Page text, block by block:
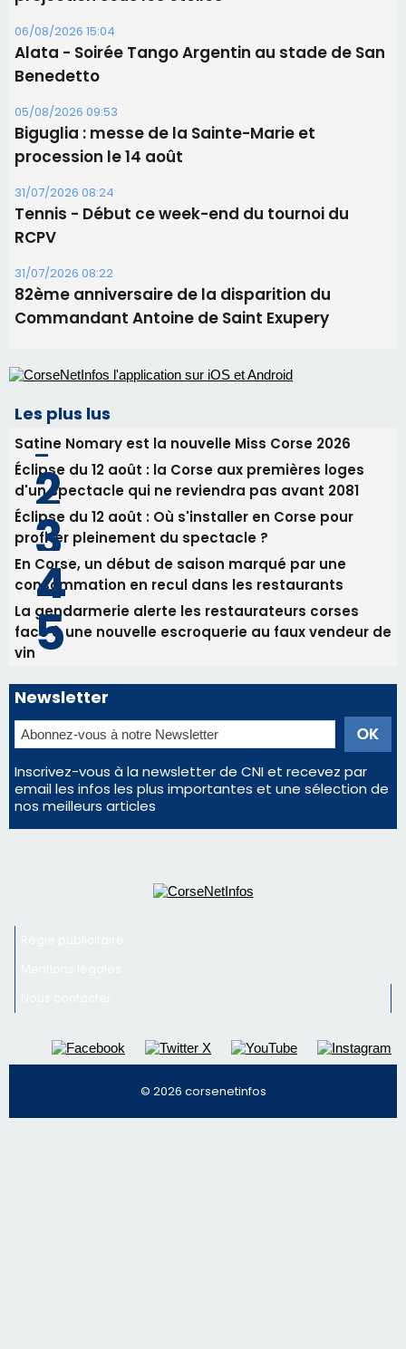
31/07/2026 08:24
Tennis - Début ce week-end du tournoi du
RCPV
31/07/2026 08:22
82ème anniversaire de la disparition du
Commandant Antoine de Saint Exupery
Les plus lus
Satine Nomary est la nouvelle Miss Corse 2026
Éclipse du 12 août : la Corse aux premières loges
d'un spectacle qui ne reviendra pas avant 2081
profiter pleinement du spectacle ?
consommation en recul dans les restaurants
La gendarmerie alerte les restaurateurs corses
face à une nouvelle escroquerie au faux vendeur de
vin
Newsletter
Inscrivez-vous à la newsletter de CNI et recevez par
email les infos les plus importantes et une sélection de
nos meilleurs articles
Régie publicitaire
Mentions légales
Nous contacter